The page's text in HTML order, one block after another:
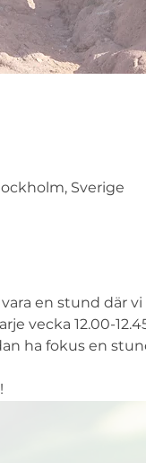
Sverige
en stund där
vecka 12.00-
ha fokus en